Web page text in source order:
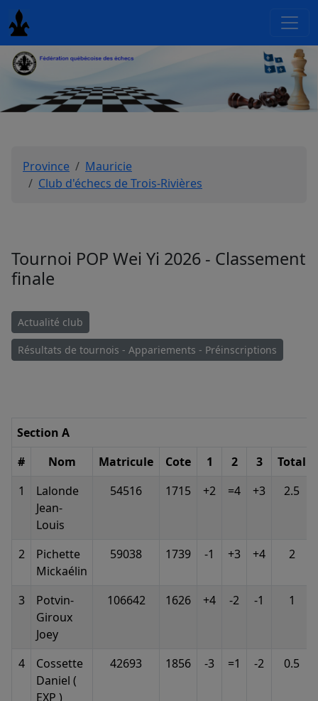
Province
Mauricie
Club d'échecs de Trois-Rivières
Tournoi POP Wei Yi 2026 - Classement
finale
Actualité club
Résultats de tournois - Appariements - Préinscriptions
Section A
#
Nom Matricule Cote 1 2 3
Total
1
Lalonde
Jean-
Louis
54516 1715 +2 =4 +3 2.5
2
Pichette
Mickaélin
59038 1739 -1 +3 +4 2
3
Potvin-
Giroux
Joey
106642 1626 +4 -2 -1 1
4
Cossette
Daniel (
EXP )
42693 1856 -3 =1 -2 0.5